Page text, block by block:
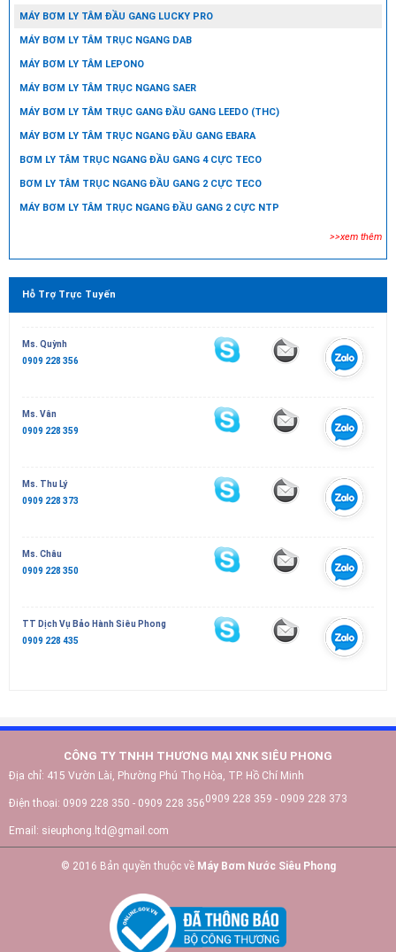
MÁY BƠM LY TÂM ĐẦU GANG LUCKY PRO
MÁY BƠM LY TÂM TRỤC NGANG DAB
MÁY BƠM LY TÂM LEPONO
MÁY BƠM LY TÂM TRỤC NGANG SAER
MÁY BƠM LY TÂM TRỤC GANG ĐẦU GANG LEEDO (THC)
MÁY BƠM LY TÂM TRỤC NGANG ĐẦU GANG EBARA
BƠM LY TÂM TRỤC NGANG ĐẦU GANG 4 CỰC TECO
BƠM LY TÂM TRỤC NGANG ĐẦU GANG 2 CỰC TECO
MÁY BƠM LY TÂM TRỤC NGANG ĐẦU GANG 2 CỰC NTP
>>xem thêm
Hỗ Trợ Trực Tuyến
Ms. Quỳnh
0909 228 356
Ms. Vân
0909 228 359
Ms. Thu Lý
0909 228 373
Ms. Châu
0909 228 350
TT Dịch Vụ Bảo Hành Siêu Phong
0909 228 435
CÔNG TY TNHH THƯƠNG MẠI XNK SIÊU PHONG
Địa chỉ: 415 Vườn Lài, Phường Phú Thọ Hòa, TP. Hồ Chí Minh
Điện thoại: 0909 228 350 - 0909 228 3560909 228 359 - 0909 228 373
Email: sieuphong.ltd@gmail.com
© 2016 Bản quyền thuộc về Máy Bơm Nước Siêu Phong